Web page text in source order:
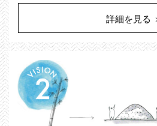
詳細を見る